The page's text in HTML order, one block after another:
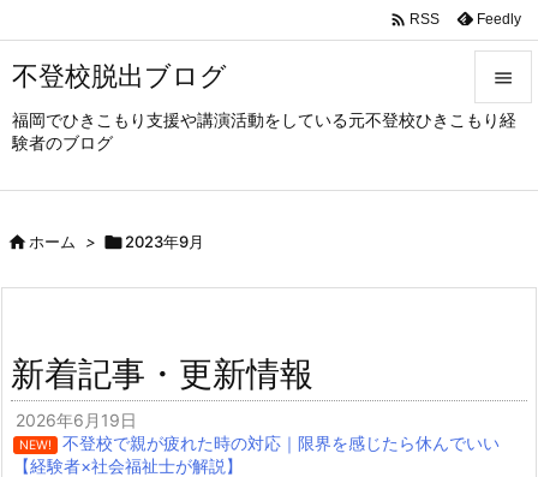
不登校脱出ブログ
福岡でひきこもり支援や講演活動をしている元不登校ひきこもり経
験者のブログ



検索
 RSS Feedly
ホーム > 2023年9月
新着記事・更新情報
2026年6月19日
NEW!
不登校で親が疲れた時の対応｜限界を感じたら休んでいい
【経験者×社会福祉士が解説】